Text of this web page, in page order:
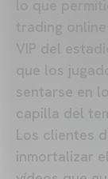
sentarse en
capilla del
Los clientes
inmortalizar